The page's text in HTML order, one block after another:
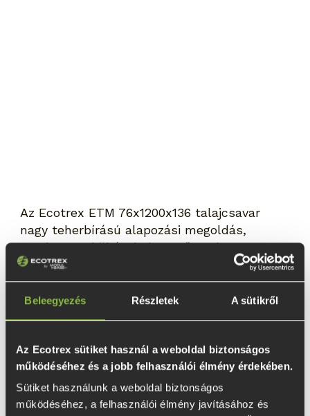
Beleegyezés Részletek A sütikről
Az Ecotrex sütiket használ a weboldal biztonságos
működéséhez és a jobb felhasználói élmény érdekében.
Sütiket használunk a weboldal biztonságos
működéséhez, a felhasználói élmény javításához és
Az Ecotrex ETM 76x1200x136 talajcsavar
nagy teherbírású alapozási megoldás,
amelyet mobilházak, könnyűszerkezetes
épületek, pergolák, teraszok és egyéb
kültéri tartószerkezetek hosszú távú,
betonozás nélküli alapozására fejlesztettek.
A 76 mm-es átmérővel, 1200 mm-es
rendelkező modell megfelelő talajviszonyok
mellett akár 1850 kg teherbírásra képes. A
hosszabb kivitel nagyobb lehorgonyzási
mélységet biztosít, amely hozzájárul a